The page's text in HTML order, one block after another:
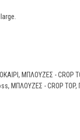
, ΜΠΛΟΥΖΕΣ - CROP
, ΜΠΛΟΥΖΕΣ - CROP TOP,